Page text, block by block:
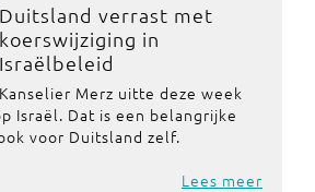
Duitsland verrast met
koerswijziging in
Israëlbeleid
Kanselier Merz uitte deze week
Israël. Dat is een belangrijke
voor Duitsland zelf.
Lees meer